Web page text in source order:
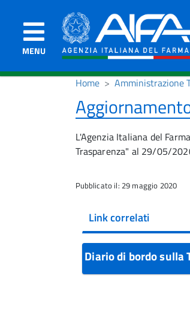
MENU
Home Amministrazione
L'Agenzia Italiana del
Trasparenza" al 29/05/
Pubblicato il: 29 maggio 2020
Link correlati
Diario di bordo sulla